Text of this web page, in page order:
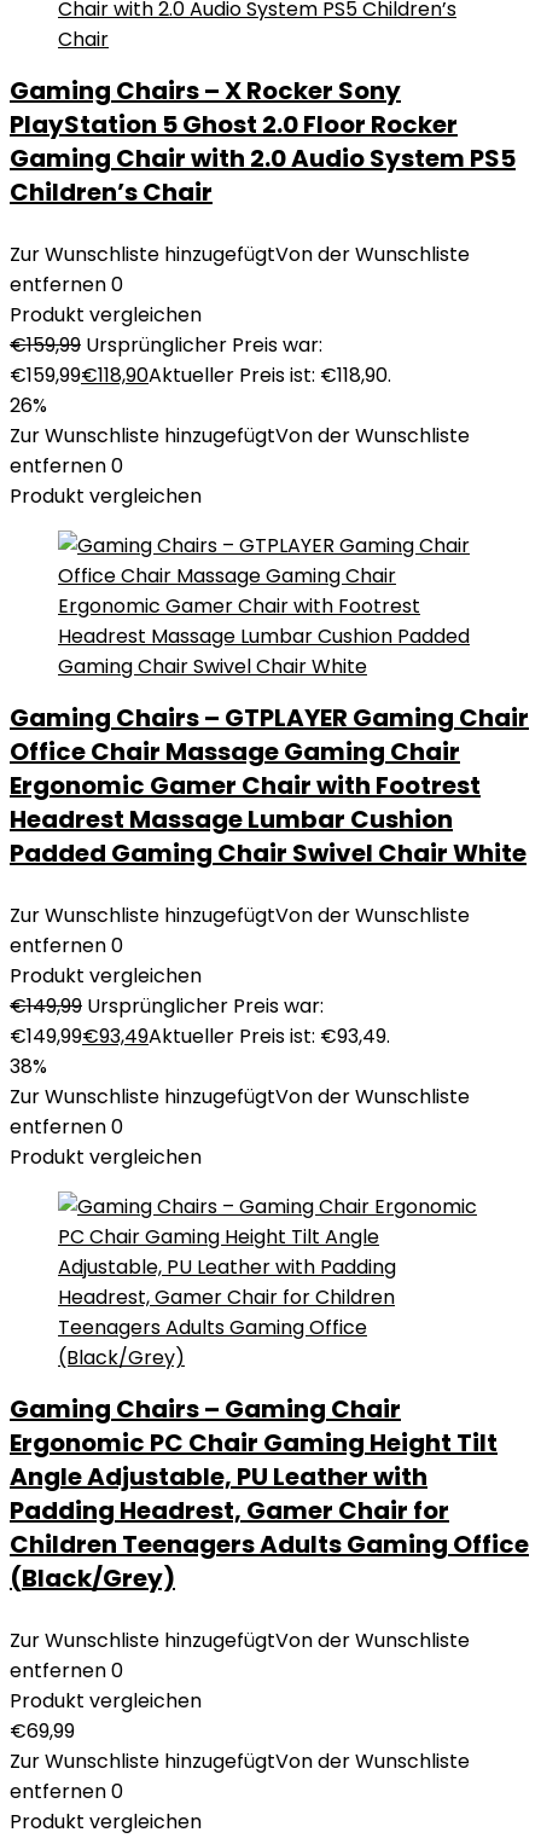
Gaming Chairs – X Rocker Sony
PlayStation 5 Ghost 2.0 Floor Rocker
Gaming Chair with 2.0 Audio System PS5
Children’s Chair
Zur Wunschliste hinzugefügtVon der Wunschliste
entfernen0
Produkt vergleichen
€159,99 Ursprünglicher Preis war:
€159,99€118,90Aktueller Preis ist: €118,90.
26%
Zur Wunschliste hinzugefügtVon der Wunschliste
entfernen0
Produkt vergleichen
Gaming Chairs – GTPLAYER Gaming Chair
Office Chair Massage Gaming Chair
Ergonomic Gamer Chair with Footrest
Headrest Massage Lumbar Cushion
Padded Gaming Chair Swivel Chair White
Zur Wunschliste hinzugefügtVon der Wunschliste
entfernen0
Produkt vergleichen
€149,99 Ursprünglicher Preis war:
€149,99€93,49Aktueller Preis ist: €93,49.
38%
Zur Wunschliste hinzugefügtVon der Wunschliste
entfernen0
Produkt vergleichen
Gaming Chairs – Gaming Chair
Ergonomic PC Chair Gaming Height Tilt
Angle Adjustable, PU Leather with
Padding Headrest, Gamer Chair for
Children Teenagers Adults Gaming Office
(Black/Grey)
Zur Wunschliste hinzugefügtVon der Wunschliste
entfernen0
Produkt vergleichen
€69,99
Zur Wunschliste hinzugefügtVon der Wunschliste
entfernen0
Produkt vergleichen